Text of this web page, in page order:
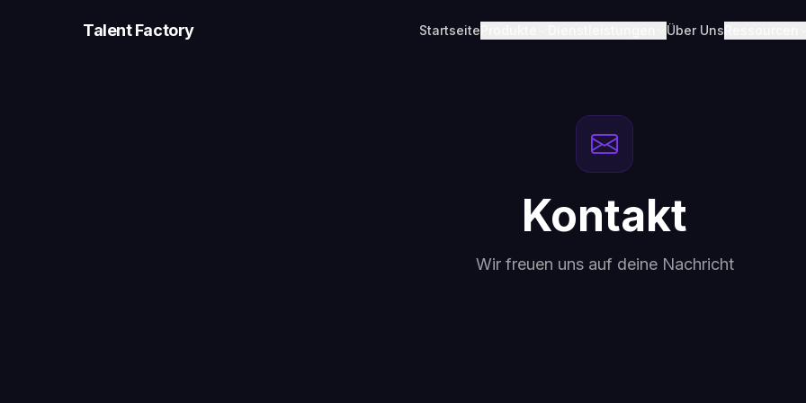
Talent Factory Startseite Über Uns
Kontakt
Wir freuen uns auf deine Nachricht